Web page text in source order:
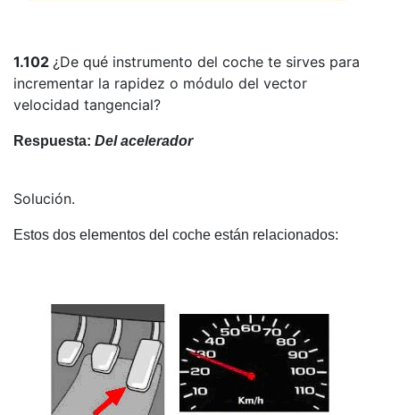
1.102 ¿De qué instrumento del coche te sirves para
incrementar la rapidez o módulo del vector
velocidad tangencial?
Respuesta: Del acelerador
Solución.
Estos dos elementos del coche están relacionados: